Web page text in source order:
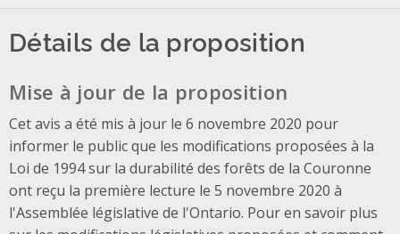
Détails de la proposition
Mise à jour de la proposition
Cet avis a été mis à jour le 6 novembre 2020 pour
informer le public que les modifications proposées à la
Loi de 1994 sur la durabilité des forêts de la Couronne
ont reçu la première lecture le 5 novembre 2020 à
l'Assemblée législative de l'Ontario. Pour en savoir plus